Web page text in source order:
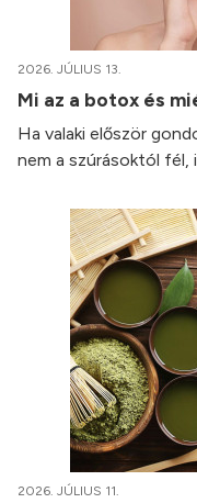
2026. JÚLIUS 13.
Mi az a botox és
Ha valaki először
nem a szúrásoktól fél,
2026. JÚLIUS 11.